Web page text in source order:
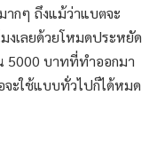
ากๆ ถึงแม้ว่าแบตจะ
งเลยด้วยโหมดประหยัด
5000 บาทที่ทำออกมา
จะใช้แบบทั่วไปก็ได้หมด